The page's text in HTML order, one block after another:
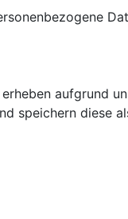
aufgrund
speichern diese